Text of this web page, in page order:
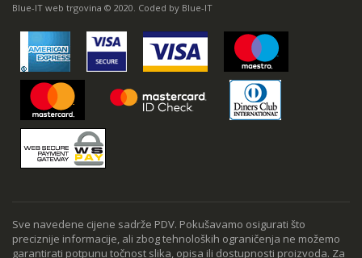
Blue-IT web trgovina © 2020. Coded by Blue-IT
Sve navedene cijene sadrže PDV. Pokušavamo osigurati što
preciznije informacije, ali zbog tehnoloških ograničenja ne možemo
garantirati potpunu točnost slika, opisa ili dostupnosti proizvoda. Za